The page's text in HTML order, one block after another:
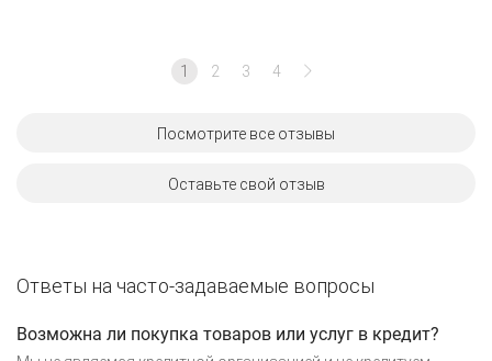
1 2 3 4
Посмотрите все отзывы
Оставьте свой отзыв
Ответы на часто-задаваемые вопросы
Возможна ли покупка товаров или услуг в кредит?